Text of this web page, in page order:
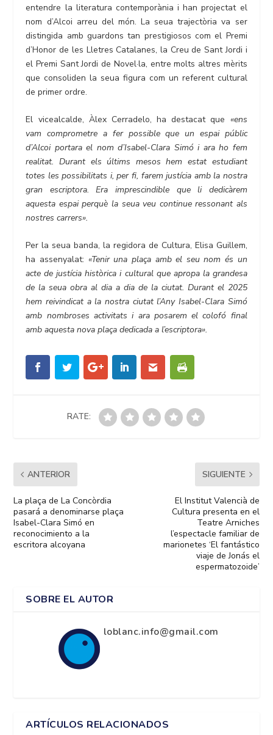
entendre la literatura contemporània i han projectat el
nom d’Alcoi arreu del món. La seua trajectòria va ser
distingida amb guardons tan prestigiosos com el Premi
d’Honor de les Lletres Catalanes, la Creu de Sant Jordi i
el Premi Sant Jordi de Novel·la, entre molts altres mèrits
que consoliden la seua figura com un referent cultural
de primer ordre.
El vicealcalde, Àlex Cerradelo, ha destacat que «ens
vam comprometre a fer possible que un espai públic
d’Alcoi portara el nom d’Isabel-Clara Simó i ara ho fem
realitat. Durant els últims mesos hem estat estudiant
totes les possibilitats i, per fi, farem justícia amb la nostra
gran escriptora. Era imprescindible que li dedicàrem
aquesta espai perquè la seua veu continue ressonant als
nostres carrers».
Per la seua banda, la regidora de Cultura, Elisa Guillem,
ha assenyalat: «Tenir una plaça amb el seu nom és un
acte de justícia històrica i cultural que apropa la grandesa
de la seua obra al dia a dia de la ciutat. Durant el 2025
hem reivindicat a la nostra ciutat l’Any Isabel-Clara Simó
amb nombroses activitats i ara posarem el colofó final
amb aquesta nova plaça dedicada a l’escriptora».
RATE:
ANTERIOR
La plaça de La Concòrdia
pasará a denominarse plaça
Isabel-Clara Simó en
reconocimiento a la
escritora alcoyana
SIGUIENTE
El Institut Valencià de
Cultura presenta en el
Teatre Arniches
l’espectacle familiar de
marionetes ‘El fantástico
viaje de Jonás el
espermatozoide’
SOBRE EL AUTOR
loblanc.info@gmail.com
ARTÍCULOS RELACIONADOS